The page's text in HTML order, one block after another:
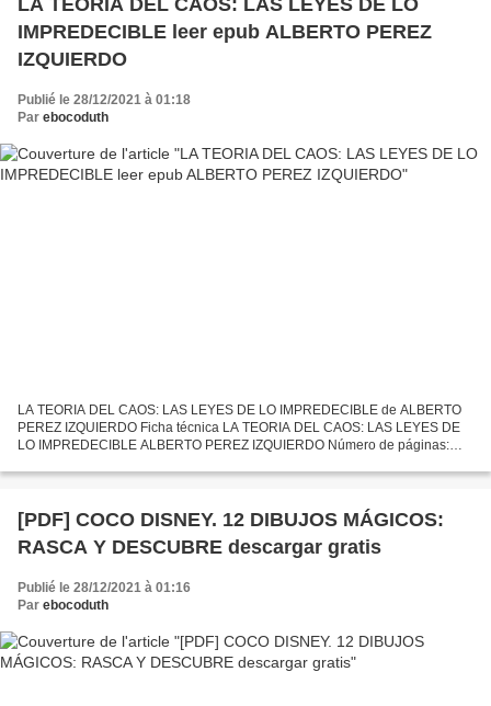
IMPREDECIBLE leer epub ALBERTO PEREZ
IZQUIERDO
Publié le 28/12/2021 à 01:18
Par ebocoduth
LA TEORIA DEL CAOS: LAS LEYES DE LO IMPREDECIBLE de ALBERTO
PEREZ IZQUIERDO Ficha técnica LA TEORIA DEL CAOS: LAS LEYES DE
LO IMPREDECIBLE ALBERTO PEREZ IZQUIERDO Número de páginas:
9788491875055...
[PDF] COCO DISNEY. 12 DIBUJOS MÁGICOS:
RASCA Y DESCUBRE descargar gratis
Publié le 28/12/2021 à 01:16
Par ebocoduth